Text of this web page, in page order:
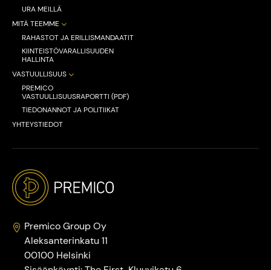
URA MEILLÄ
MITÄ TEEMME
RAHASTOT JA ERILLISMANDAATIT
KIINTEISTÖVARALLISUUDEN
HALLINTA
VASTUULLISUUS
PREMICO
VASTUULLISUUSRAPORTTI (PDF)
TIEDONANNOT JA POLITIIKAT
YHTEYSTIEDOT
Premico Group Oy
Aleksanterinkatu 11
00100 Helsinki